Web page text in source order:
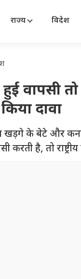
राज्य विदेश
हुई वापसी
दावा
खड़गे के बेटे और
करती है, तो